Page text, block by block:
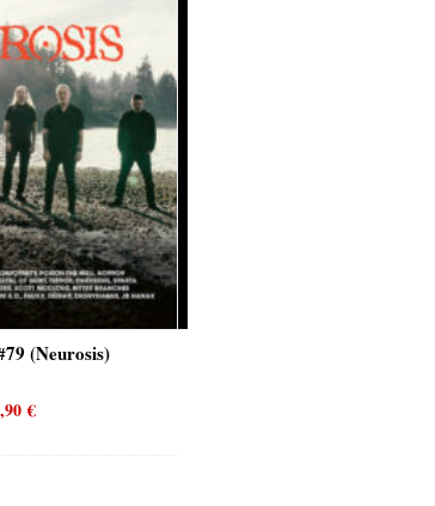
New Noise #80 (Genghis Tron)